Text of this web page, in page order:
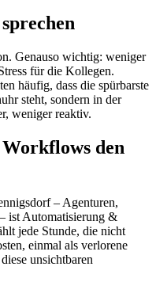
Genauso wichtig: weniger
für die Kollegen.
häufig, dass die spürbarste
steht, sondern in der
weniger reaktiv.
den
– Agenturen,
ist Automatisierung &
jede Stunde, die nicht
einmal als verlorene
unsichtbaren